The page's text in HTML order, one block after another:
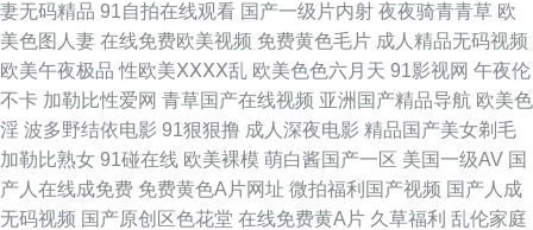
vip电影网 黑丝美女网站 91破解版免费观看 欧美区在线 草莓视频app电脑在
线看 性福岛入口 海角91 91学生妹免费 日韩丝袜无码 操38 欧美成人精品日
韩高清 九一传媒影视传媒官网 A黄 91撸啊撸射看片91 搜索电影免费 蜜桃丰
满的性爱午夜 国产美女网站 传媒视频高清一区传媒 91美女操逼 大香蕉青青
妻无码精品 91自拍在线观看 国产一级片内射 夜夜骑青青草 欧
美色图人妻 在线免费欧美视频 免费黄色毛片 成人精品无码视频
欧美午夜极品 性欧美ⅩⅩⅩⅩ乱 欧美色色六月天 91影视网 午夜伦
不卡 加勒比性爱网 青草国产在线视频 亚洲国产精品导航 欧美色
淫 波多野结依电影 91狠狠撸 成人深夜电影 精品国产美女剃毛
加勒比熟女 91碰在线 欧美裸模 萌白酱国产一区 美国一级AV 国
产人在线成免费 免费黄色A片网址 微拍福利国产视频 国产人成
无码视频 国产原创区色花堂 在线免费黄A片 久草福利 乱伦家庭